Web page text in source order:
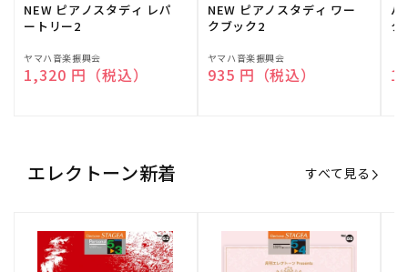
NEW ピアノスタディ レパ
ートリー2
販
売
ヤマハ音楽振興会
通常価格
1,320 円（税込）
NEW ピアノスタディ ワー
クブック2
販
売
ヤマハ音楽振興会
通常価格
935 円（税込）
バ
ク
売
エレクトーン新着 すべて見る